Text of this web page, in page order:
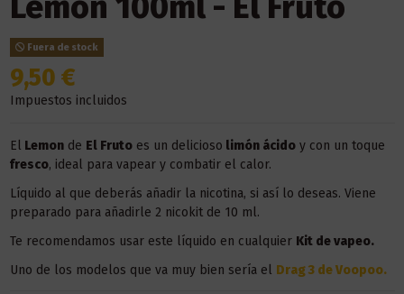
Fuera de stock
9,50 €
Impuestos incluidos
El Lemonde El Frutoes un delicioso limón ácidoy con un toque
fresco, ideal para vapear y combatir el calor.
Líquido al que deberás añadir la nicotina, si así lo deseas. Viene
preparado para añadirle 2 nicokit de 10 ml.
Te recomendamos usar este líquido en cualquier Kit de vapeo.
Uno de los modelos que va muy bien sería el Drag 3 de Voopoo.